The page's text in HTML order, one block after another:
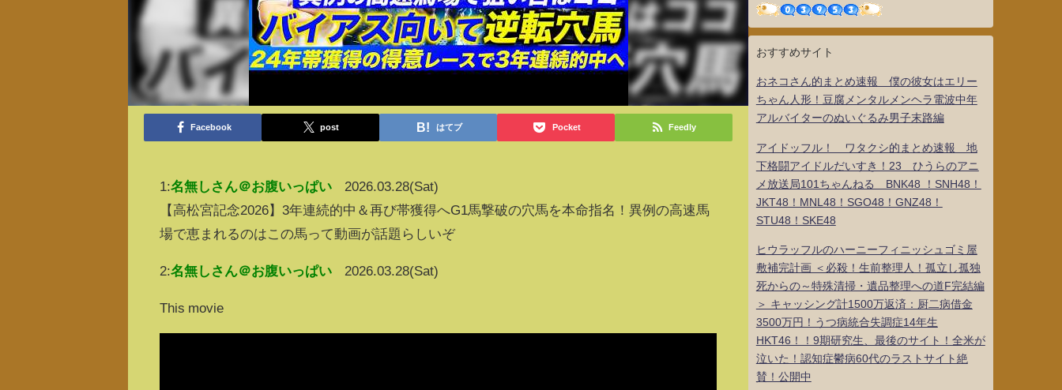
Facebook post はてブ Pocket Feedly
1:名無しさん＠お腹いっぱい
2026.03.28(Sat)
【高松宮記念2026】3年連続的中＆再び帯獲得へG1馬撃破の穴馬を本命指名！異例の高速馬
場で恵まれるのはこの馬って動画が話題らしいぞ
2:名無しさん＠お腹いっぱい 2026.03.28(Sat)
This movie
おすすめサイト
おネコさん的まとめ速報 僕の彼女はエリー
ちゃん人形！豆腐メンタルメンヘラ電波中年
アルバイターのぬいぐるみ男子末路編
アイドッフル！ ワタクシ的まとめ速報 地
下格闘アイドルだいすき！23 ひうらのアニ
メ放送局101ちゃんねる BNK48 ！SNH48！
JKT48！MNL48！SGO48！GNZ48！
STU48！SKE48
ヒウラッフルのハーニーフィニッシュゴミ屋
敷補完計画 ＜必殺！生前整理人！孤立し孤独
死からの～特殊清掃・遺品整理への道F完結編
＞ キャッシング計1500万返済：厨二病借金
3500万円！うつ病統合失調症14年生
HKT46！！9期研究生、最後のサイト！全米が
泣いた！認知症鬱病60代のラストサイト絶
賛！公開中